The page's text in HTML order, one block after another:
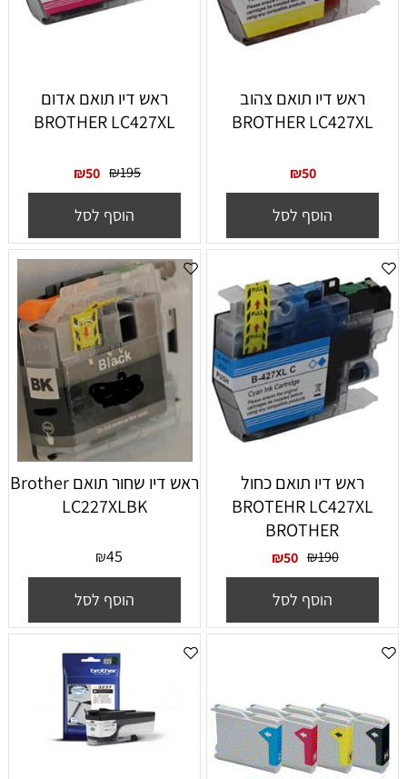
ראש דיו תואם צהוב
BROTHER LC427XL
₪50
הוסף לסל
ראש דיו תואם אדום
BROTHER LC427XL
₪195
₪50
הוסף לסל
ראש דיו תואם כחול
BROTEHR LC427XL
BROTHER
₪190
₪50
הוסף לסל
‏ראש דיו ‏שחור תואם Brother
LC227XLBK
₪45
הוסף לסל